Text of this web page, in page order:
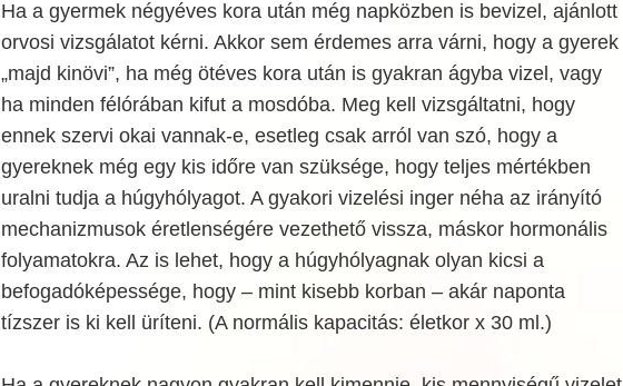
Ha a gyermek négyéves kora után még napközben is bevizel, ajánlott
orvosi vizsgálatot kérni. Akkor sem érdemes arra várni, hogy a gyerek
„majd kinövi”, ha még ötéves kora után is gyakran ágyba vizel, vagy
ha minden félórában kifut a mosdóba. Meg kell vizsgáltatni, hogy
ennek szervi okai vannak-e, esetleg csak arról van szó, hogy a
gyereknek még egy kis időre van szüksége, hogy teljes mértékben
uralni tudja a húgyhólyagot. A gyakori vizelési inger néha az irányító
mechanizmusok éretlenségére vezethető vissza, máskor hormonális
folyamatokra. Az is lehet, hogy a húgyhólyagnak olyan kicsi a
befogadóképessége, hogy – mint kisebb korban – akár naponta
tízszer is ki kell üríteni. (A normális kapacitás: életkor x 30 ml.)